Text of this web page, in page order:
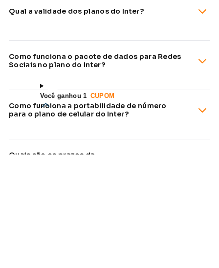
Qual a validade dos planos do Inter?
Como funciona o pacote de dados para Redes
Sociais no plano do Inter?
Como funciona a portabilidade de número
para o plano de celular do Inter?
Quais são os prazos da
Você ganhou 1 CUPOM